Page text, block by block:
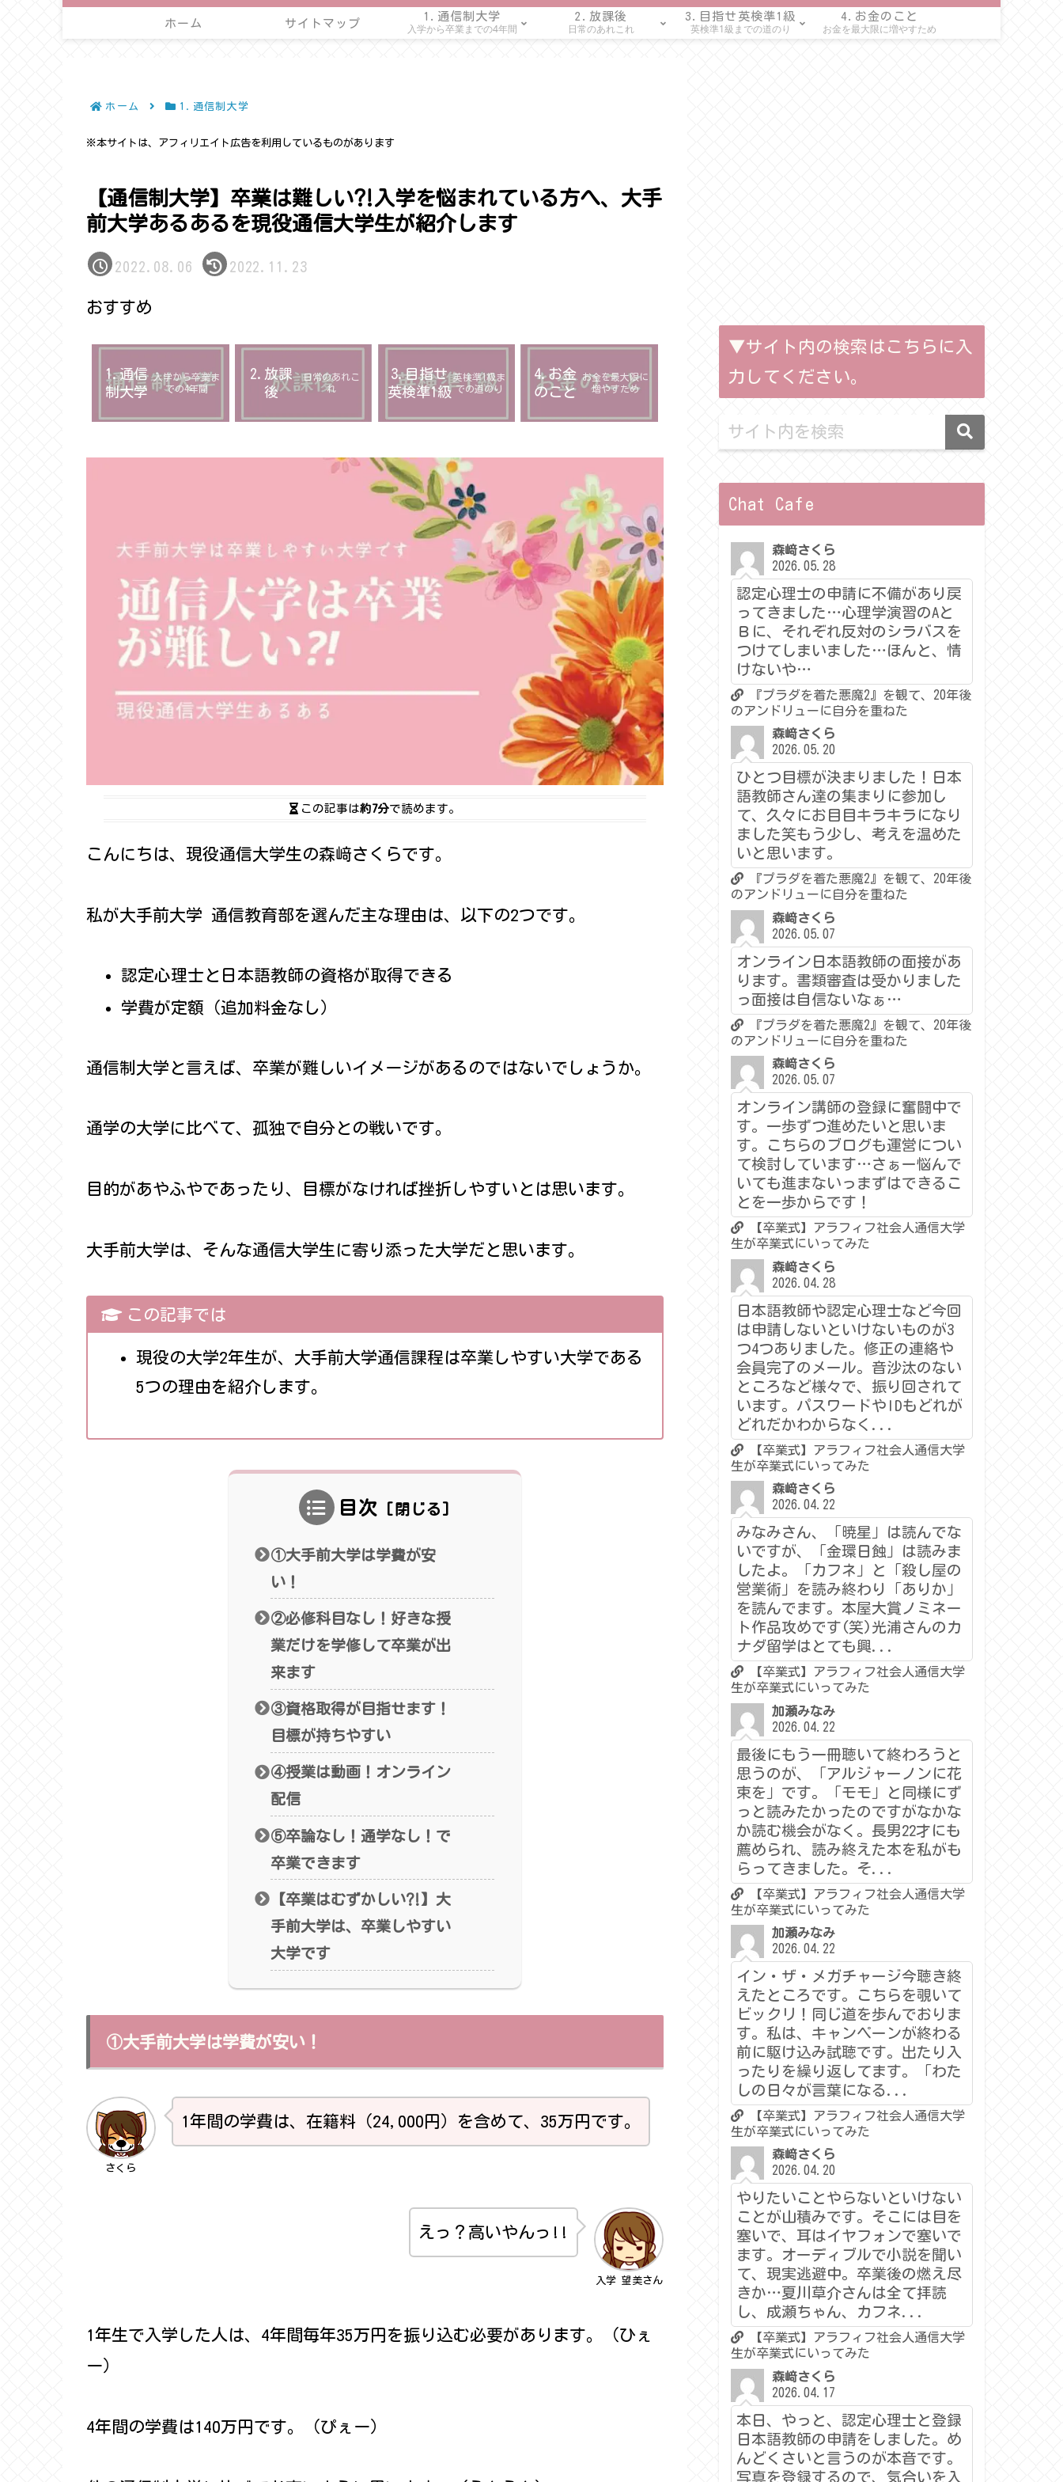
ホーム サイトマップ
1.通信制大学
入学から卒業までの4年間
2.放課後
日常のあれこれ
3.目指せ英検準1級
英検準1級までの道のり
4.お金のこと
お金を最大限に増やすため
ホーム 1.通信制大学
※本サイトは、アフィリエイト広告を利用しているものがあります
【通信制大学】卒業は難しい⁈入学を悩まれている方へ、大手
前大学あるあるを現役通信大学生が紹介します
2022.08.06 2022.11.23
おすすめ
1.通信
制大学
入学から卒業ま
での4年間
2.放課
後
日常のあれこ
れ
3.目指せ
英検準1級
英検準1級ま
での道のり
4.お金
のこと
お金を最大限に
増やすため
この記事は約7分で読めます。
こんにちは、現役通信大学生の森﨑さくらです。
私が大手前大学 通信教育部を選んだ主な理由は、以下の2つです。
認定心理士と日本語教師の資格が取得できる
学費が定額（追加料金なし）
通信制大学と言えば、卒業が難しいイメージがあるのではないでしょうか。
通学の大学に比べて、孤独で自分との戦いです。
目的があやふやであったり、目標がなければ挫折しやすいとは思います。
大手前大学は、そんな通信大学生に寄り添った大学だと思います。
この記事では
現役の大学2年生が、大手前大学通信課程は卒業しやすい大学である
5つの理由を紹介します。
目次
①大手前大学は学費が安
い！
②必修科目なし！好きな授
業だけを学修して卒業が出
来ます
③資格取得が目指せます！
目標が持ちやすい
④授業は動画！オンライン
配信
⑤卒論なし！通学なし！で
卒業できます
【卒業はむずかしい⁈】大
手前大学は、卒業しやすい
大学です
①大手前大学は学費が安い！
さくら
1年間の学費は、在籍料（24,000円）を含めて、35万円です。
入学 望美さん
えっ？高いやんっ!!
1年生で入学した人は、4年間毎年35万円を振り込む必要があります。（ひぇ
ー）
4年間の学費は140万円です。（ぴぇー）
▼サイト内の検索はこちらに入
力してください。
Chat Cafe
森﨑さくら
2026.05.28
認定心理士の申請に不備があり戻
ってきました…心理学演習のAと
Ｂに、それぞれ反対のシラバスを
つけてしまいました…ほんと、情
けないや…
『プラダを着た悪魔2』を観て、20年後
のアンドリューに自分を重ねた
森﨑さくら
2026.05.20
ひとつ目標が決まりました！日本
語教師さん達の集まりに参加し
て、久々にお目目キラキラになり
ました笑もう少し、考えを温めた
いと思います。
『プラダを着た悪魔2』を観て、20年後
のアンドリューに自分を重ねた
森﨑さくら
2026.05.07
オンライン日本語教師の面接があ
ります。書類審査は受かりました
っ面接は自信ないなぁ…
『プラダを着た悪魔2』を観て、20年後
のアンドリューに自分を重ねた
森﨑さくら
2026.05.07
オンライン講師の登録に奮闘中で
す。一歩ずつ進めたいと思いま
す。こちらのブログも運営につい
て検討しています…さぁー悩んで
いても進まないっまずはできるこ
とを一歩からです！
【卒業式】アラフィフ社会人通信大学
生が卒業式にいってみた
森﨑さくら
2026.04.28
日本語教師や認定心理士など今回
は申請しないといけないものが3
つ4つありました。修正の連絡や
会員完了のメール。音沙汰のない
ところなど様々で、振り回されて
います。パスワードやIDもどれが
どれだかわからなく...
【卒業式】アラフィフ社会人通信大学
生が卒業式にいってみた
森﨑さくら
2026.04.22
みなみさん、「暁星」は読んでな
いですが、「金環日蝕」は読みま
したよ。「カフネ」と「殺し屋の
営業術」を読み終わり「ありか」
を読んでます。本屋大賞ノミネー
ト作品攻めです(笑)光浦さんのカ
ナダ留学はとても興...
【卒業式】アラフィフ社会人通信大学
生が卒業式にいってみた
加瀬みなみ
2026.04.22
最後にもう一冊聴いて終わろうと
思うのが、「アルジャーノンに花
束を」です。「モモ」と同様にず
っと読みたかったのですがなかな
か読む機会がなく。長男22才にも
薦められ、読み終えた本を私がも
らってきました。そ...
【卒業式】アラフィフ社会人通信大学
生が卒業式にいってみた
加瀬みなみ
2026.04.22
イン・ザ・メガチャージ今聴き終
えたところです。こちらを覗いて
ビックリ！同じ道を歩んでおりま
す。私は、キャンペーンが終わる
前に駆け込み試聴です。出たり入
ったりを繰り返してます。「わた
しの日々が言葉になる...
【卒業式】アラフィフ社会人通信大学
生が卒業式にいってみた
森﨑さくら
2026.04.20
やりたいことやらないといけない
ことが山積みです。そこには目を
塞いで、耳はイヤフォンで塞いで
ます。オーディブルで小説を聞い
て、現実逃避中。卒業後の燃え尽
きか…夏川草介さんは全て拝読
し、成瀬ちゃん、カフネ...
【卒業式】アラフィフ社会人通信大学
生が卒業式にいってみた
森﨑さくら
2026.04.17
本日、やっと、認定心理士と登録
日本語教師の申請をしました。め
んどくさいと言うのが本音です。
写真を登録するので、気合いを入